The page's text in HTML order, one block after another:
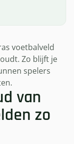
voetbalveld
Zo blijft je
spelers
van
zo